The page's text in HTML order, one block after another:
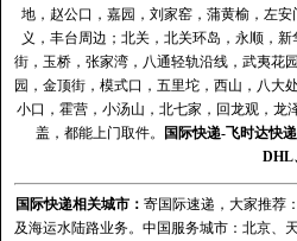
地，赵公口，嘉园，刘家窑，蒲黄榆，左
义，丰台周边；北关，北关环岛，永顺，
街，玉桥，张家湾，八通轻轨沿线，武夷花
园，金顶街，模式口，五里坨，西山，八大
小口，霍营，小汤山，北七家，回龙观，龙
盖，都能上门取件。
国际快递-飞时达快
DHL
国际快递相关城市： 寄国际速递，大家推荐
及海运水陆路业务。中国服务城市：北京、